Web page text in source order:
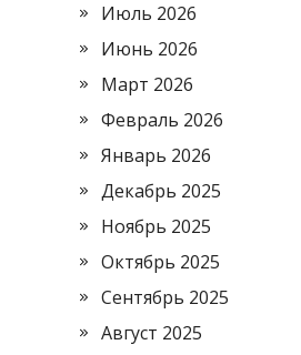
Июль 2026
Июнь 2026
Март 2026
Февраль 2026
Январь 2026
Декабрь 2025
Ноябрь 2025
Октябрь 2025
Сентябрь 2025
Август 2025